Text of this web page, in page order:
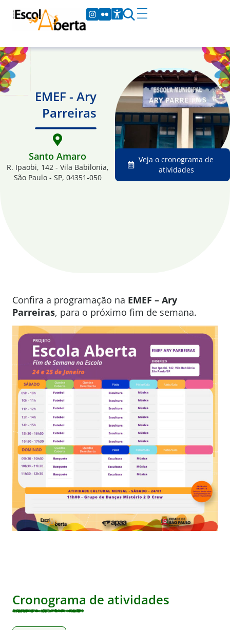
EMEF - Ary
Parreiras
Santo Amaro
R. Ipaobi, 142 - Vila Babilonia,
São Paulo - SP, 04351-050
Veja o cronograma de
atividades
Confira a programação na EMEF – Ary
Parreiras, para o próximo fim de semana.
Cronograma de atividades